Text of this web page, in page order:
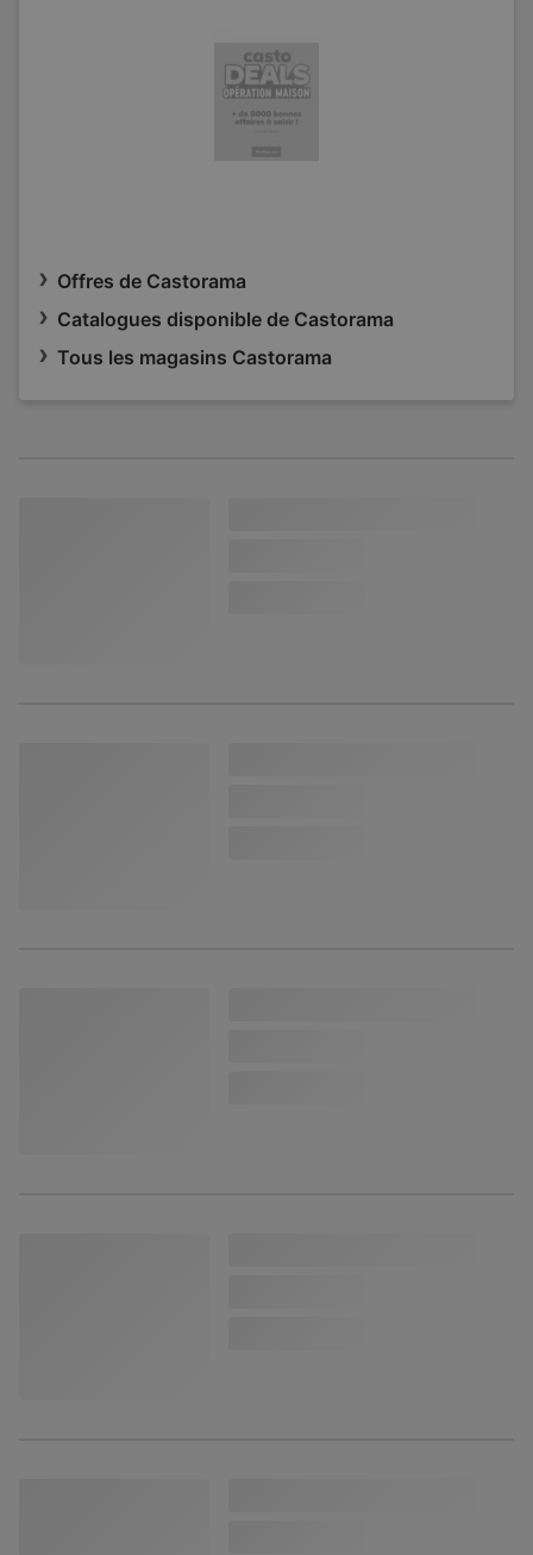
Offres de Castorama
Catalogues disponible de Castorama
Tous les magasins Castorama